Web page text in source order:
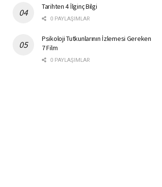
Tarihten 4 İlginç Bilgi
0 PAYLAŞIMLAR
Psikoloji Tutkunlarının İzlemesi Gereken
7 Film
0 PAYLAŞIMLAR